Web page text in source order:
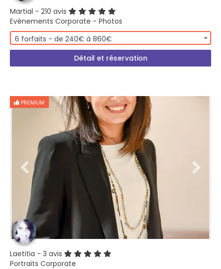
Martial - 210 avis
Evénements Corporate - Photos
6 forfaits - de 240€ à 860€
Détail et réservation
PREMIUM
Laetitia - 3 avis
Portraits Corporate